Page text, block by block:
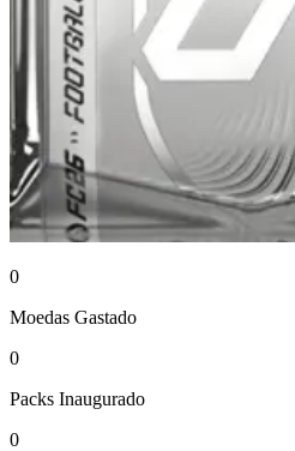
0
Moedas Gastado
0
Packs Inaugurado
0